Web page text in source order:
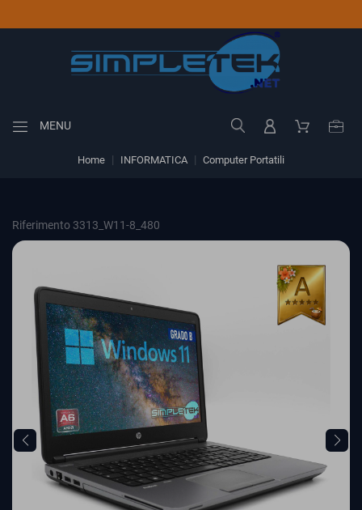
MENU
Home INFORMATICA Computer Portatili
Riferimento 3313_W11-8_480